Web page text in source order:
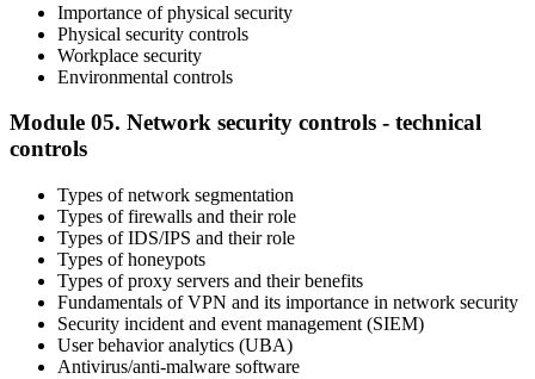
Importance of physical security
Physical security controls
Workplace security
Environmental controls
Module 05. Network security controls - technical
controls
Types of network segmentation
Types of firewalls and their role
Types of IDS/IPS and their role
Types of honeypots
Types of proxy servers and their benefits
Fundamentals of VPN and its importance in network security
Security incident and event management (SIEM)
User behavior analytics (UBA)
Antivirus/anti-malware software